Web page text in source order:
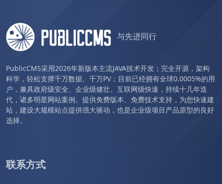
与先进同行
PublicCMS采用2026年新版本主流JAVA技术开发；完全开源，架构
科学，轻松支撑千万数据、千万PV；目前已经拥有全球0.0005%的用
户，兼具政府级安全、企业级健壮、互联网级快速，持续十几年迭
代，诸多明星网站案例。提供免费版本、免费技术支持，为您快速建
站，建设大规模站点提供强大驱动，也是企业级项目产品原型的良好
选择。
联系方式